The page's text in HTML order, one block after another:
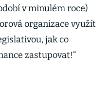
v minulém roce)
organizace využít
jak co
zastupovat!“